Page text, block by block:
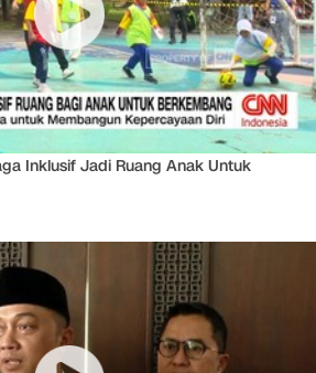
Inklusif Jadi Ruang Anak Untuk